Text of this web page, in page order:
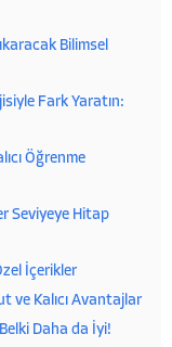
Bilimsel
Fark Yaratın:
Öğrenme
Seviyeye Hitap
İçerikler
ve Kalıcı Avantajlar
Daha da İyi!